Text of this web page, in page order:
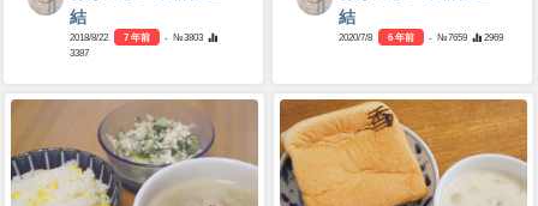
結
2018/8/22 7 年前
- №3803
3387
結
2020/7/8 6 年前 - №7659 2969